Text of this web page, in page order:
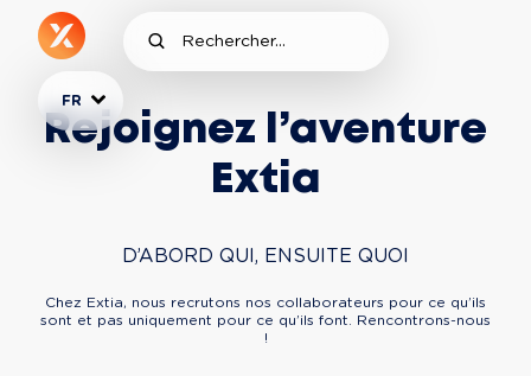
FR
Rejoignez l’aventure
Extia
D’ABORD QUI, ENSUITE QUOI
Chez Extia, nous recrutons nos collaborateurs pour ce qu’ils
sont et pas uniquement pour ce qu’ils font. Rencontrons-nous
!